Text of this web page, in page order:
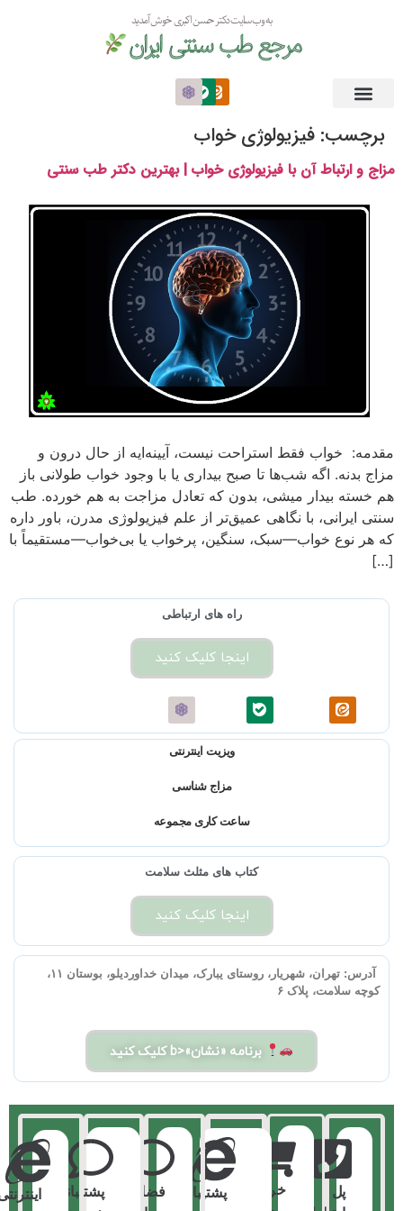
به وب سایت دکتر حسن اکبری خوش آمدید
مرجع طب سنتی ایران
برچسب: فیزیولوژی خواب
مزاج و ارتباط آن با فیزیولوژی خواب | بهترین دکتر طب سنتی
مقدمه: خواب فقط استراحت نیست، آیینه‌ایه از حال درون و
مزاج بدنه. اگه شب‌ها تا صبح بیداری یا با وجود خواب طولانی باز
هم خسته بیدار میشی، بدون که تعادل مزاجت به هم خورده. طب
سنتی ایرانی، با نگاهی عمیق‌تر از علم فیزیولوژی مدرن، باور داره
که هر نوع خواب—سبک، سنگین، پرخواب یا بی‌خواب—مستقیماً با
[…]
راه های ارتباطی
اینجا کلیک کنید
ویزیت اینترنتی
مزاج شناسی
ساعت کاری مجموعه
کتاب های مثلث سلامت
اینجا کلیک کنید
آدرس:
تهران، شهریار، روستای یبارک، میدان خداوردیلو، بوستان ۱۱،
کوچه سلامت، پلاک ۶
برنامه «نشان»<b کلیک کنید
پل
خرید
پشتیبانی
فضای
پشتیبانی
اینترنتی